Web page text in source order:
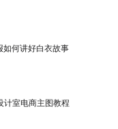
如何讲好白衣故事
计室电商主图教程